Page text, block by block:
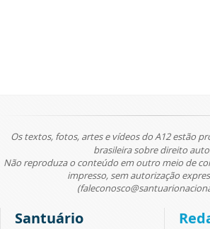
Os textos, fotos, artes e vídeos do A12 estão
brasileira sobre direito
Não reproduza o conteúdo em outro meio de
impresso, sem autorização
Santuário